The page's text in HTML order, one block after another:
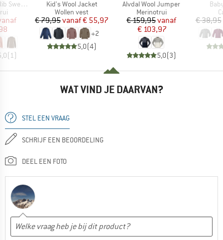
prijs
(1)
Artikel
Kid's Wool Jacket
Productgroep
Wollen vest
Prijs
€ 79,95 Verlaagde prijs
vanaf€ 55,97
+2
5,0(4)
Artikel
Alvdal Wool Jumper
Productgroep
Merinotrui
Prijs
€ 159,95Verlaagde prijs
vanaf
€ 103,97
5,0(3)
€ 38,95
WAT VIND JE DAARVAN?
STEL EEN VRAAG
SCHRIJF EEN BEOORDELING
DEEL EEN FOTO